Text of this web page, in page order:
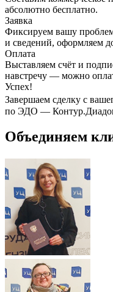
абсолютно бесплатно.
Заявка
Фиксируем вашу
и сведений, оформляем
Оплата
Выставляем счёт и
навстречу — можно
Успех!
Завершаем сделку с
по ЭДО —
Объединяем